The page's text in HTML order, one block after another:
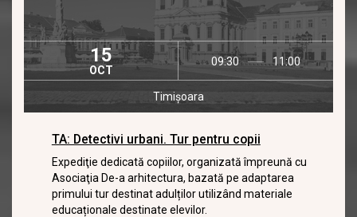
15
OCT
09:30 11:00
Timișoara
TA: Detectivi urbani. Tur pentru copii
Expediţie dedicată copiilor, organizată împreună cu
Asociaţia De-a arhitectura, bazată pe adaptarea
primului tur destinat adulților utilizând materiale
educaționale destinate elevilor.